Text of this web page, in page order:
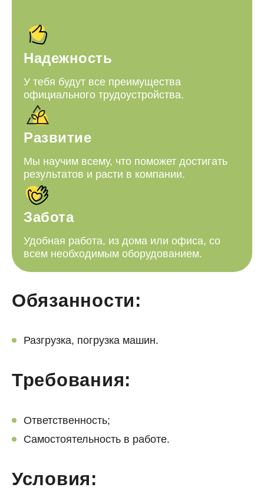
Надежность
У тебя будут все преимущества
официального трудоустройства.
Развитие
Мы научим всему, что поможет достигать
результатов и расти в компании.
Забота
Удобная работа, из дома или офиса, со
всем необходимым оборудованием.
Обязанности:
Разгрузка, погрузка машин.
Требования:
Ответственность;
Самостоятельность в работе.
Условия: